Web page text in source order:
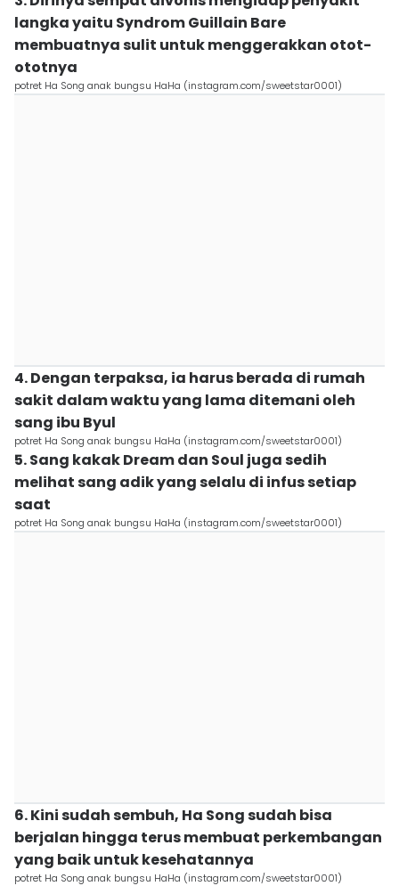
langka yaitu Syndrom Guillain Bare
membuatnya sulit untuk menggerakkan otot-
ototnya
potret Ha Song anak bungsu HaHa (instagram.com/sweetstar0001)
4. Dengan terpaksa, ia harus berada di rumah
sakit dalam waktu yang lama ditemani oleh
sang ibu Byul
potret Ha Song anak bungsu HaHa (instagram.com/sweetstar0001)
5. Sang kakak Dream dan Soul juga sedih
melihat sang adik yang selalu di infus setiap
saat
potret Ha Song anak bungsu HaHa (instagram.com/sweetstar0001)
6. Kini sudah sembuh, Ha Song sudah bisa
berjalan hingga terus membuat perkembangan
yang baik untuk kesehatannya
potret Ha Song anak bungsu HaHa (instagram.com/sweetstar0001)